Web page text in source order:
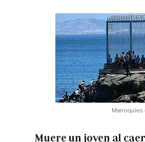
Marroquíes
Muere un joven al